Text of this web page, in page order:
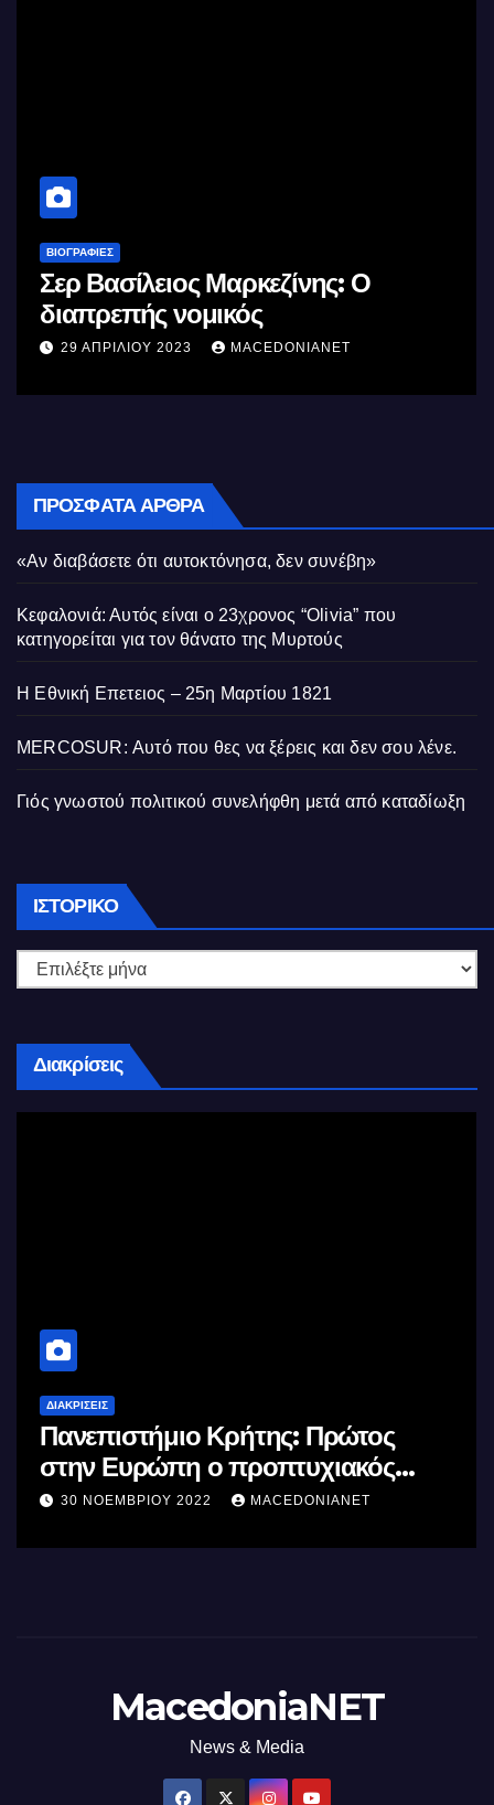
ΒΙΟΓΡΑΦΊΕΣ
Σερ Βασίλειος Μαρκεζίνης: Ο
διαπρεπής νομικός
29 ΑΠΡΙΛΊΟΥ 2023 MACEDONIANET
ΠΡΌΣΦΑΤΑ ΆΡΘΡΑ
«Αν διαβάσετε ότι αυτοκτόνησα, δεν συνέβη»
Κεφαλονιά: Αυτός είναι ο 23χρονος “Olivia” που
κατηγορείται για τον θάνατο της Μυρτούς
Η Εθνική Επετειος – 25η Μαρτίου 1821
MERCOSUR: Αυτό που θες να ξέρεις και δεν σου λένε.
Γιός γνωστού πολιτικού συνελήφθη μετά από καταδίωξη
ΙΣΤΟΡΙΚΌ Ιστορικό
Διακρίσεις
ΔΙΑΚΡΊΣΕΙΣ
Πανεπιστήμιο Κρήτης: Πρώτος
στην Ευρώπη ο προπτυχιακός
φοιτητής Κωνσταντίνος Ανεμοζάλης
30 ΝΟΕΜΒΡΊΟΥ 2022 MACEDONIANET
MacedoniaNET
News & Media